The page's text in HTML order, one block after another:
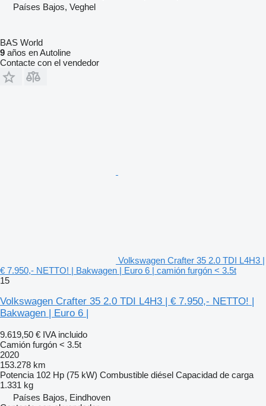
Países Bajos, Veghel
BAS World
9 años en Autoline
Contacte con el vendedor
Volkswagen Crafter 35 2.0 TDI L4H3 |
€ 7.950,- NETTO! | Bakwagen | Euro 6 | camión furgón < 3.5t
15
Volkswagen Crafter 35 2.0 TDI L4H3 | € 7.950,- NETTO! |
Bakwagen | Euro 6 |
9.619,50 € IVA incluido
Camión furgón < 3.5t
2020
153.278 km
Potencia 102 Hp (75 kW) Combustible diésel Capacidad de carga
1.331 kg
Países Bajos, Eindhoven